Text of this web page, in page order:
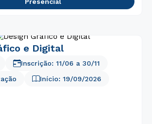
e Digital
Início: 19/09/2026
Inscrição: 11/06 a 30/11